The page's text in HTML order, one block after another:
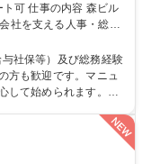
ビル
社を支える人事・総務
担当し、ゆくゆくは制
です。 ■勤怠管
管理全般 ■入退社手続
■社内イベントの企画
足している部分はいつ
て成長できます。 募
120日◆残業少なめ◆
社保等）及び総務経験
方も歓迎です。マニュ
して始められます。
改定など会社のコア業
をダイレクトに実感で
ライフバランスを保